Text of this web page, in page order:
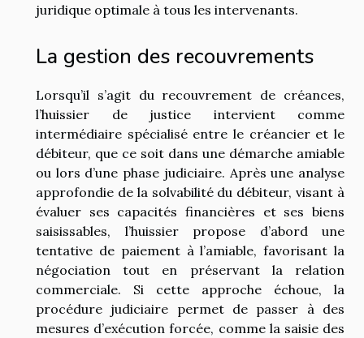
juridique optimale à tous les intervenants.
La gestion des recouvrements
Lorsqu’il s’agit du recouvrement de créances,
l’huissier de justice intervient comme
intermédiaire spécialisé entre le créancier et le
débiteur, que ce soit dans une démarche amiable
ou lors d’une phase judiciaire. Après une analyse
approfondie de la solvabilité du débiteur, visant à
évaluer ses capacités financières et ses biens
saisissables, l’huissier propose d’abord une
tentative de paiement à l’amiable, favorisant la
négociation tout en préservant la relation
commerciale. Si cette approche échoue, la
procédure judiciaire permet de passer à des
mesures d’exécution forcée, comme la saisie des